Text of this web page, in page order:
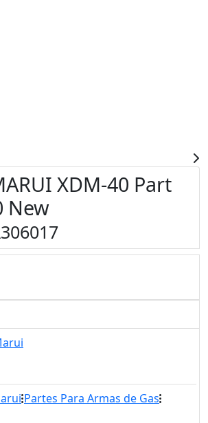
XDM-40 Part
New
Partes Para Armas de Gas